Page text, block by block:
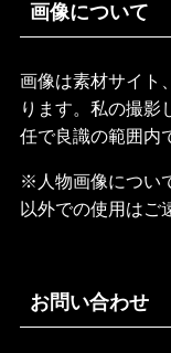
画像について
画像は素材サイト
ります。私の撮影
任で良識の範囲内
※人物画像につい
以外での使用はご
お問い合わせ